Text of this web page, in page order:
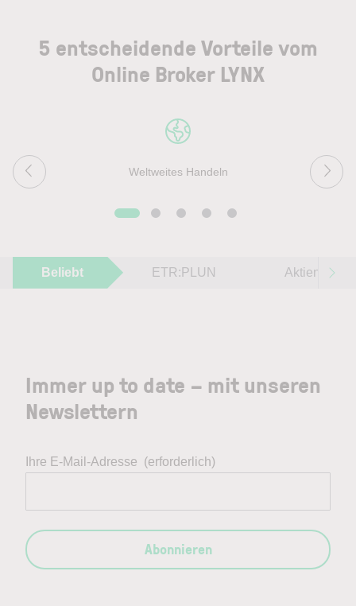
5 entscheidende Vorteile vom
Online Broker LYNX
Weltweites Handeln
Beliebt ETR:PLUN Aktien im
Immer up to date – mit unseren
Newslettern
Ihre E-Mail-Adresse (erforderlich)
Abonnieren